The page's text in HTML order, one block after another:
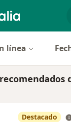
línea
Destacado